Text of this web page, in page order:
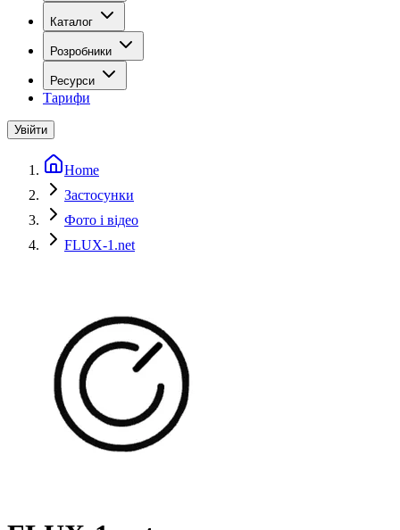
Каталог
Розробники
Ресурси
Тарифи
Увійти
Home
Застосунки
Фото і відео
FLUX-1.net